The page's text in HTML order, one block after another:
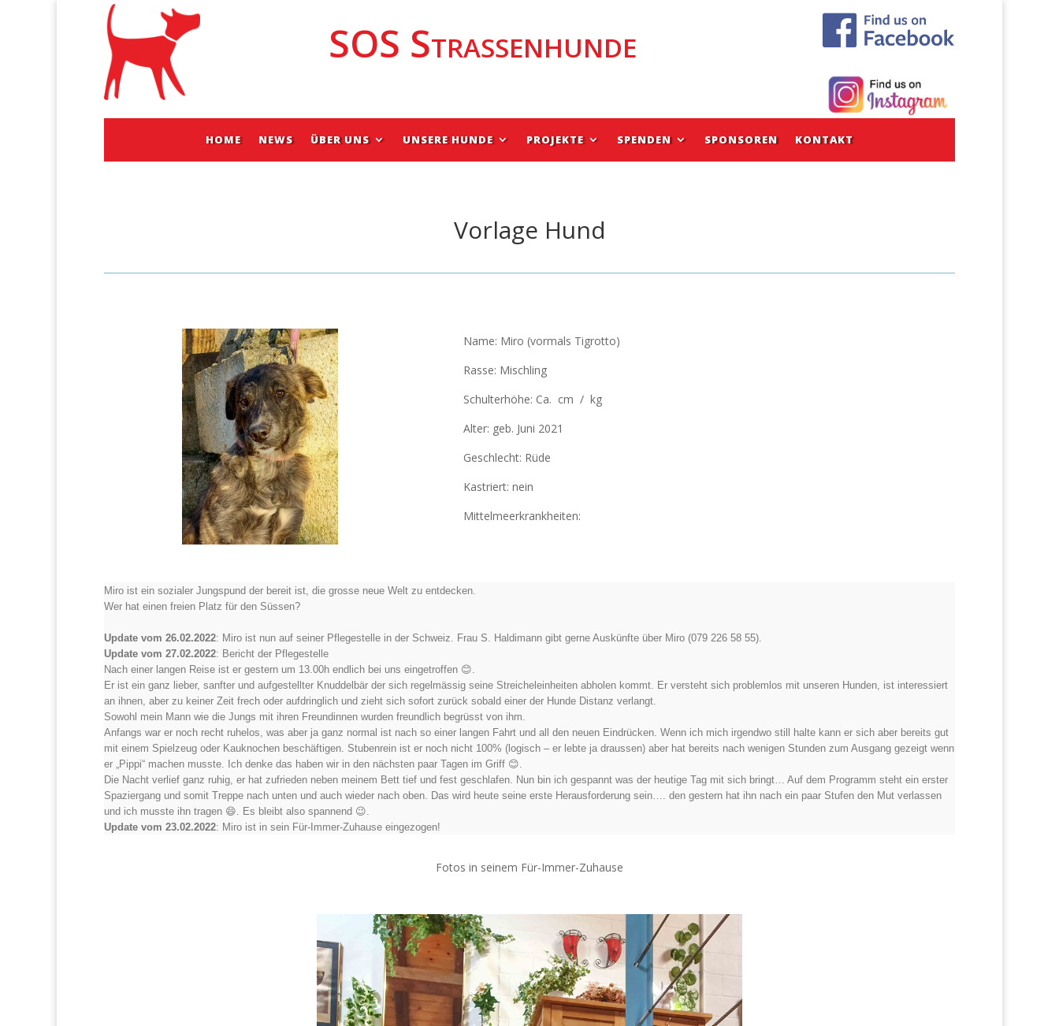
SOS Strassenhunde
HOME NEWS ÜBER UNS UNSERE HUNDE PROJEKTE SPENDEN SPONSOREN KONTAKT
Vorlage Hund
Name: Miro (vormals Tigrotto)
Rasse: Mischling
Schulterhöhe: Ca. cm / kg
Alter: geb. Juni 2021
Geschlecht: Rüde
Kastriert: nein
Mittelmeerkrankheiten:
Miro ist ein sozialer Jungspund der bereit ist, die grosse neue Welt zu entdecken.
Wer hat einen freien Platz für den Süssen?
Update vom 26.02.2022: Miro ist nun auf seiner Pflegestelle in der Schweiz. Frau S. Haldimann gibt gerne Auskünfte über Miro (079 226 58 55).
Update vom 27.02.2022: Bericht der Pflegestelle
Nach einer langen Reise ist er gestern um 13.00h endlich bei uns eingetroffen 😊.
Er ist ein ganz lieber, sanfter und aufgestellter Knuddelbär der sich regelmässig seine Streicheleinheiten abholen kommt. Er versteht sich problemlos mit unseren Hunden, ist interessiert
an ihnen, aber zu keiner Zeit frech oder aufdringlich und zieht sich sofort zurück sobald einer der Hunde Distanz verlangt.
Sowohl mein Mann wie die Jungs mit ihren Freundinnen wurden freundlich begrüsst von ihm.
Anfangs war er noch recht ruhelos, was aber ja ganz normal ist nach so einer langen Fahrt und all den neuen Eindrücken. Wenn ich mich irgendwo still halte kann er sich aber bereits gut
mit einem Spielzeug oder Kauknochen beschäftigen. Stubenrein ist er noch nicht 100% (logisch – er lebte ja draussen) aber hat bereits nach wenigen Stunden zum Ausgang gezeigt wenn
er „Pippi“ machen musste. Ich denke das haben wir in den nächsten paar Tagen im Griff 😊.
Die Nacht verlief ganz ruhig, er hat zufrieden neben meinem Bett tief und fest geschlafen. Nun bin ich gespannt was der heutige Tag mit sich bringt… Auf dem Programm steht ein erster
Spaziergang und somit Treppe nach unten und auch wieder nach oben. Das wird heute seine erste Herausforderung sein…. den gestern hat ihn nach ein paar Stufen den Mut verlassen
und ich musste ihn tragen 😄. Es bleibt also spannend 😉.
Update vom 23.02.2022: Miro ist in sein Für-Immer-Zuhause eingezogen!
Fotos in seinem Für-Immer-Zuhause